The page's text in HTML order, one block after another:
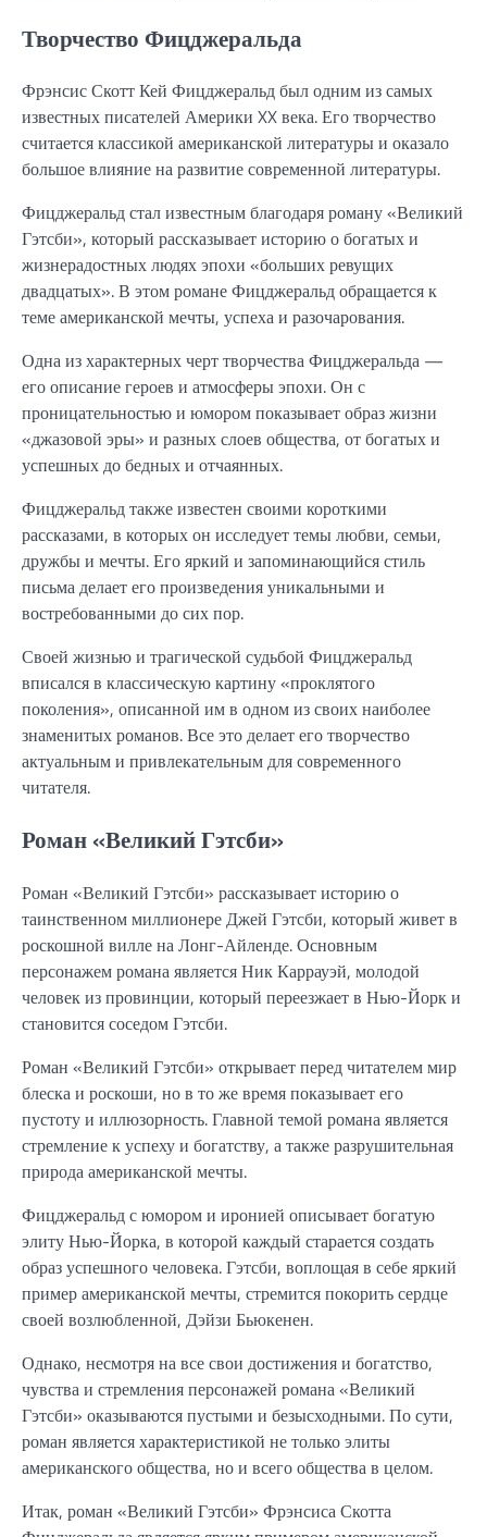
Творчество Фицджеральда
Фрэнсис Скотт Кей Фицджеральд был одним из самых
известных писателей Америки XX века. Его творчество
считается классикой американской литературы и оказало
большое влияние на развитие современной литературы.
Фицджеральд стал известным благодаря роману «Великий
Гэтсби», который рассказывает историю о богатых и
жизнерадостных людях эпохи «больших ревущих
двадцатых». В этом романе Фицджеральд обращается к
теме американской мечты, успеха и разочарования.
Одна из характерных черт творчества Фицджеральда —
его описание героев и атмосферы эпохи. Он с
проницательностью и юмором показывает образ жизни
«джазовой эры» и разных слоев общества, от богатых и
успешных до бедных и отчаянных.
Фицджеральд также известен своими короткими
рассказами, в которых он исследует темы любви, семьи,
дружбы и мечты. Его яркий и запоминающийся стиль
письма делает его произведения уникальными и
востребованными до сих пор.
Своей жизнью и трагической судьбой Фицджеральд
вписался в классическую картину «проклятого
поколения», описанной им в одном из своих наиболее
знаменитых романов. Все это делает его творчество
актуальным и привлекательным для современного
читателя.
Роман «Великий Гэтсби»
Роман «Великий Гэтсби» рассказывает историю о
таинственном миллионере Джей Гэтсби, который живет в
роскошной вилле на Лонг-Айленде. Основным
персонажем романа является Ник Каррауэй, молодой
человек из провинции, который переезжает в Нью-Йорк и
становится соседом Гэтсби.
Роман «Великий Гэтсби» открывает перед читателем мир
блеска и роскоши, но в то же время показывает его
пустоту и иллюзорность. Главной темой романа является
стремление к успеху и богатству, а также разрушительная
природа американской мечты.
Фицджеральд с юмором и иронией описывает богатую
элиту Нью-Йорка, в которой каждый старается создать
образ успешного человека. Гэтсби, воплощая в себе яркий
пример американской мечты, стремится покорить сердце
своей возлюбленной, Дэйзи Бьюкенен.
Однако, несмотря на все свои достижения и богатство,
чувства и стремления персонажей романа «Великий
Гэтсби» оказываются пустыми и безысходными. По сути,
роман является характеристикой не только элиты
американского общества, но и всего общества в целом.
Итак, роман «Великий Гэтсби» Фрэнсиса Скотта